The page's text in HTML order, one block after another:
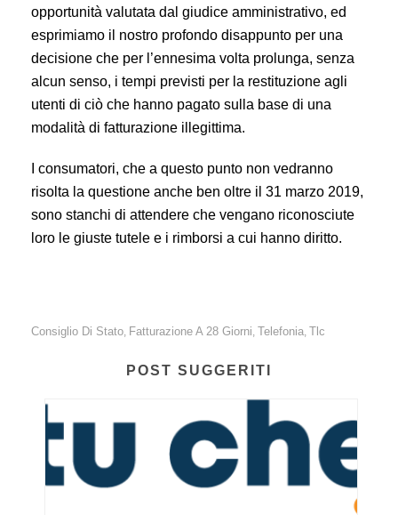
opportunità valutata dal giudice amministrativo, ed
esprimiamo il nostro profondo disappunto per una
decisione che per l’ennesima volta prolunga, senza
alcun senso, i tempi previsti per la restituzione agli
utenti di ciò che hanno pagato sulla base di una
modalità di fatturazione illegittima.
I consumatori, che a questo punto non vedranno
risolta la questione anche ben oltre il 31 marzo 2019,
sono stanchi di attendere che vengano riconosciute
loro le giuste tutele e i rimborsi a cui hanno diritto.
Consiglio Di Stato, Fatturazione A 28 Giorni, Telefonia, Tlc
POST SUGGERITI